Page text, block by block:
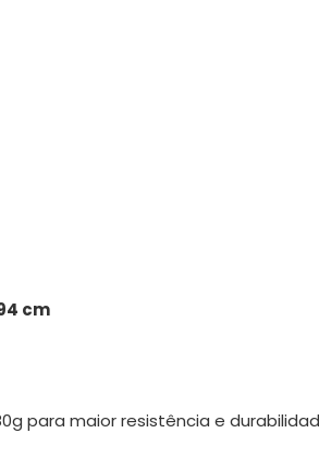
cm
para maior resistência e